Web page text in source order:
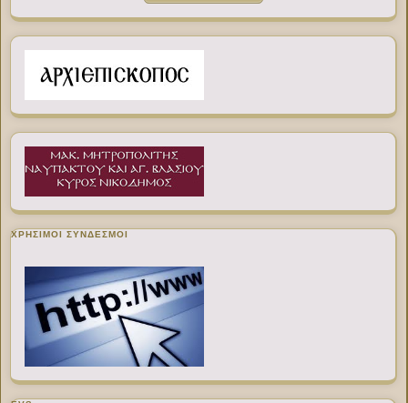
ΧΡΉΣΙΜΟΙ ΣΎΝΔΕΣΜΟΙ